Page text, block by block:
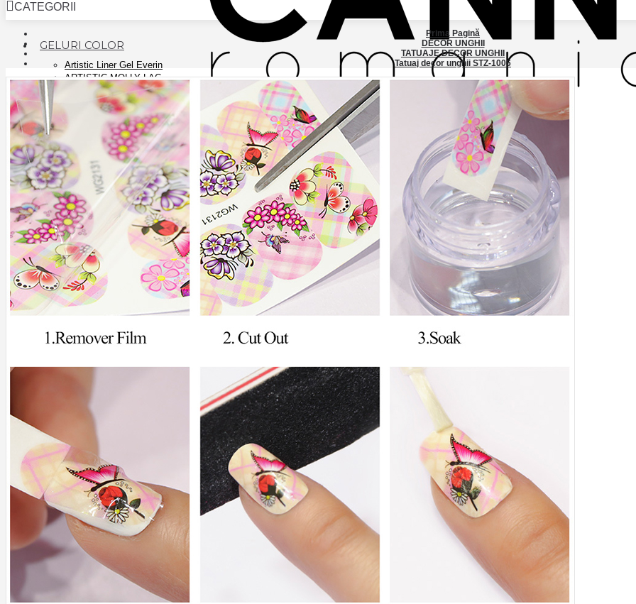
CATEGORII
GELURI COLOR
Artistic Liner Gel Everin
ARTISTIC MOLLY LAC
CANNI NEW COLORS
CANNI PAINT
EVERIN MARBLE GEL
EVERIN PLASTER GEL
FSM COVER COLOR GEL
GEL COLOR FSM PLATINUM - AURORA
GEL COLOR GLITTER CANNI 15ml
Gel Stampila Everin
GELURI PICTURA EVERIN
GYPSUM COLOR GEL
JAZZ KIEVSKAYA
MUD COLOR GEL
ROSALIND SHINY RAINBOW
SHIMMER ROSE GLITTER EVERIN
SPIDER GEL
THERMO-SHINY-SEQUIN
TWINKLE GEL EVERIN
+
DECOR UNGHII
MATRITE - STAMPILE - OJA STAMPILA
PIGMENT DECOR UNGHII
SCLIPICI - PAIETE - CONFETTI - CAVIAR
ACCESORII-USTENSILE
BITURI RUSESTI
CAPETE DE FREZA
PALETARE-EXPUNERE CULORI
PENSULE MANICHIURA PROFESIONALE
PILE - BUFFERE
SABLOANE - TIPSURI
USTENSILE
OJA SEMIPERMANENTA
Prima Pagină
DECOR UNGHII
TATUAJE DECOR UNGHII
Tatuaj decor unghii STZ-1006